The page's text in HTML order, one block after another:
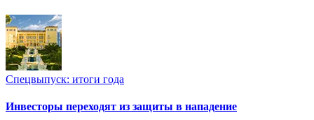
Спецвыпуск: итоги года
Инвесторы переходят из защиты в нападение